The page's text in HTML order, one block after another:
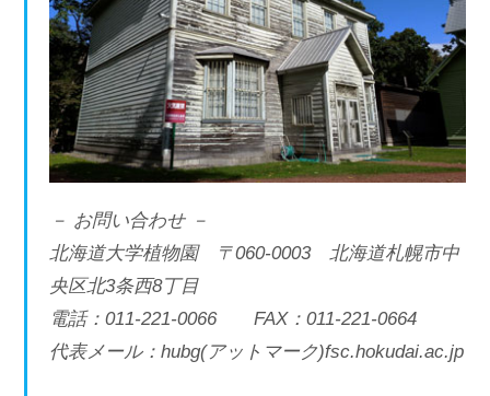
－ お問い合わせ －
北海道大学植物園 〒060-0003 北海道札幌市中
央区北3条西8丁目
電話：011-221-0066 FAX：011-221-0664
代表メール：hubg(アットマーク)fsc.hokudai.ac.jp